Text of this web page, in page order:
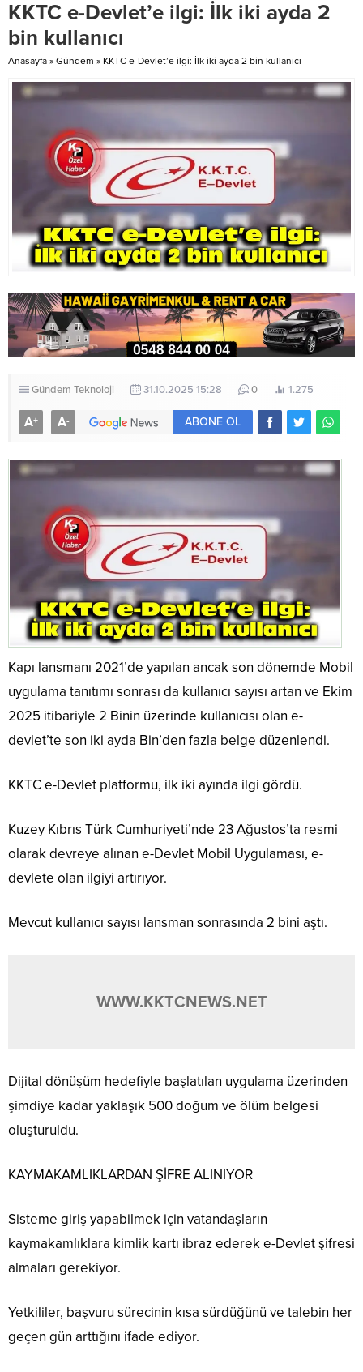
etti. Üstel’in açıklaması şöyle:
Cumhurbaşkanı Recep Tayyip
Erdoğan’ın, AK Parti tarafından
grubuna sahip motorların
değişiminde...
KKTC e-Devlet’e ilgi: İlk iki ayda 2
bin kullanıcı
Anasayfa » Gündem » KKTC e-Devlet’e ilgi: İlk iki ayda 2 bin kullanıcı
Gündem Teknoloji 31.10.2025 15:28 0 1.275
A+ A- ABONE OL
Kapı lansmanı 2021’de yapılan ancak son dönemde Mobil
uygulama tanıtımı sonrası da kullanıcı sayısı artan ve Ekim
2025 itibariyle 2 Binin üzerinde kullanıcısı olan e-
devlet’te son iki ayda Bin’den fazla belge düzenlendi.
KKTC e-Devlet platformu, ilk iki ayında ilgi gördü.
Kuzey Kıbrıs Türk Cumhuriyeti’nde 23 Ağustos’ta resmi
olarak devreye alınan e-Devlet Mobil Uygulaması, e-
devlete olan ilgiyi artırıyor.
Mevcut kullanıcı sayısı lansman sonrasında 2 bini aştı.
WWW.KKTCNEWS.NET
Dijital dönüşüm hedefiyle başlatılan uygulama üzerinden
şimdiye kadar yaklaşık 500 doğum ve ölüm belgesi
oluşturuldu.
KAYMAKAMLIKLARDAN ŞİFRE ALINIYOR
Sisteme giriş yapabilmek için vatandaşların
kaymakamlıklara kimlik kartı ibraz ederek e-Devlet şifresi
almaları gerekiyor.
Yetkililer, başvuru sürecinin kısa sürdüğünü ve talebin her
geçen gün arttığını ifade ediyor.